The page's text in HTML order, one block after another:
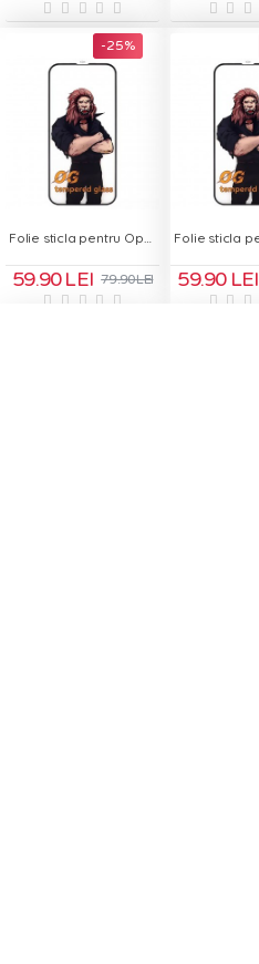
-25 %
59.90 LEI 79.90 LEI 59.90 LEI